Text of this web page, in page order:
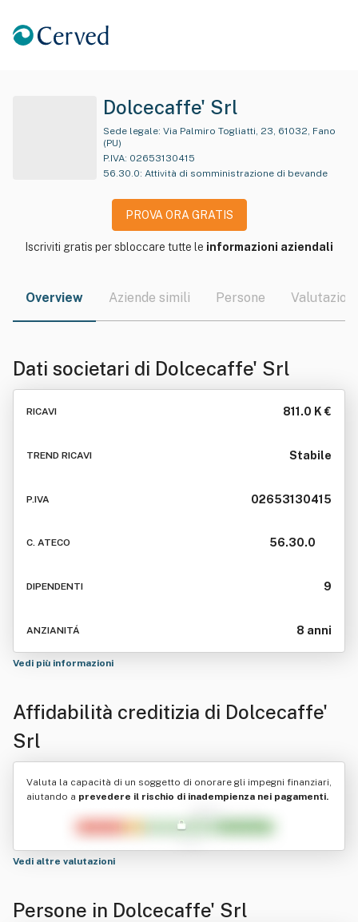
Dolcecaffe' Srl
Sede legale:
(PU)
P.IVA: 02653130415
56.30.0: Attività di somministrazione di bevande
PROVA ORA GRATIS
Iscriviti gratis per sbloccare tutte le informazioni aziendali
Overview Aziende simili Persone Valutazioni
Dati societari di Dolcecaffe' Srl
RICAVI 811.0 K €
TREND RICAVI Stabile
P.IVA 02653130415
C. ATECO 56.30.0
DIPENDENTI 9
ANZIANITÁ 8 anni
Vedi più informazioni
Affidabilità creditizia di Dolcecaffe'
Srl
Valuta la capacità di un soggetto di onorare gli impegni finanziari,
aiutando a prevedere il rischio di inadempienza nei pagamenti.
Vedi altre valutazioni
Persone in Dolcecaffe' Srl